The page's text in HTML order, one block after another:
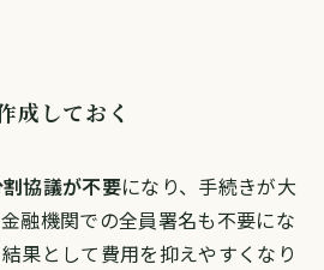
成しておく
協議が不要になり、手続きが大
融機関での全員署名も不要にな
果として費用を抑えやすくなり